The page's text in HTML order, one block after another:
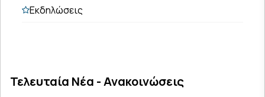
Εκδηλώσεις
Τελευταία Νέα - Ανακοινώσεις